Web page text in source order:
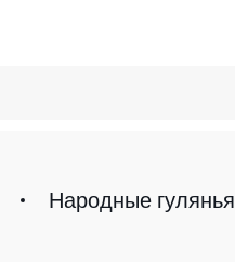
Народные гулянья